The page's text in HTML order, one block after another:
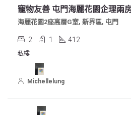
寵物友善 屯門海麗花園企理兩
海麗花園2座高層G室, 新界區, 屯門
2 1 412
私樓
Michellelung